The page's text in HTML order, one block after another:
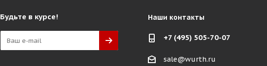
Будьте в курсе! Наши контакты
+7 (495) 505-70-07
sale@wurth.ru